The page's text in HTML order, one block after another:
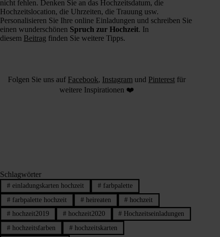
nicht fehlen. Denken Sie an das Hochzeitsdatum, die
Hochzeitslocation, die Uhrzeiten, die Trauung usw.
Personalisieren Sie Ihre online Einladungen und schreiben Sie
einen wunderschönen Spruch zur Hochzeit. In
diesem Beitrag finden Sie weitere Tipps.
Folgen Sie uns auf Facebook, Instagram und Pinterest für
weitere Inspirationen ❤️
Schlagwörter
#einladungskarten hochzeit #farbpalette
#farbpalette hochzeit #heireaten # hochzeit
#hochzeit2019 #hochzeit2020 # Hochzeitseinladungen
#hochzeitsfarben #hochzeitskarten